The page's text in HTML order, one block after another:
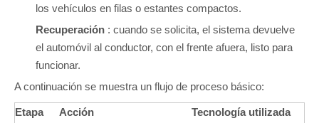
los vehículos en filas o estantes compactos.
Recuperación : cuando se solicita, el sistema devuelve
el automóvil al conductor, con el frente afuera, listo para
funcionar.
A continuación se muestra un flujo de proceso básico:
Etapa Acción Tecnología utilizada